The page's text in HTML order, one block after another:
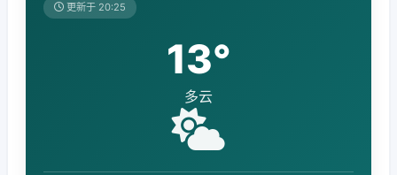
更新于 20:25
13°
多云